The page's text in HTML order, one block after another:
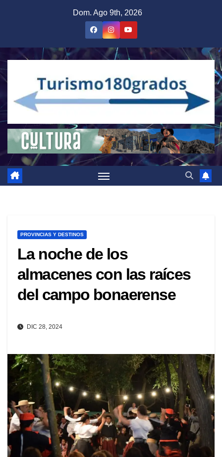
Dom. Ago 9th, 2026
PROVINCIAS Y DESTINOS
La noche de los
almacenes con las raíces
del campo bonaerense
DIC 28, 2024